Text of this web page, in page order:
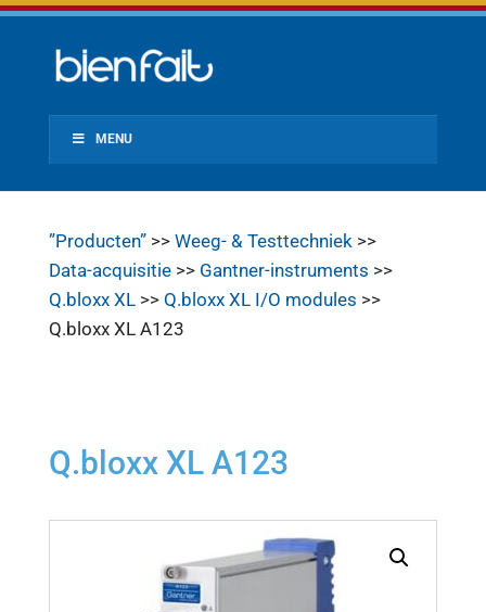
MENU
”Producten”>> Weeg- & Testtechniek>>
Data-acquisitie>> Gantner-instruments >>
Q.bloxx XL>> Q.bloxx XL I/O modules >>
Q.bloxx XL A123
Q.bloxx XL A123